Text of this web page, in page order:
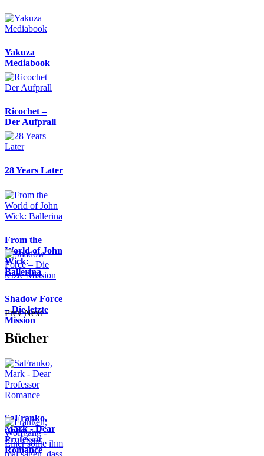
Yakuza
Mediabook
Ricochet –
Der Aufprall
28 Years Later
From the
World of John
Wick:
Ballerina
Shadow Force
– Die letzte
Mission
Prev Next
Bücher
SaFranko,
Mark - Dear
Professor
Romance